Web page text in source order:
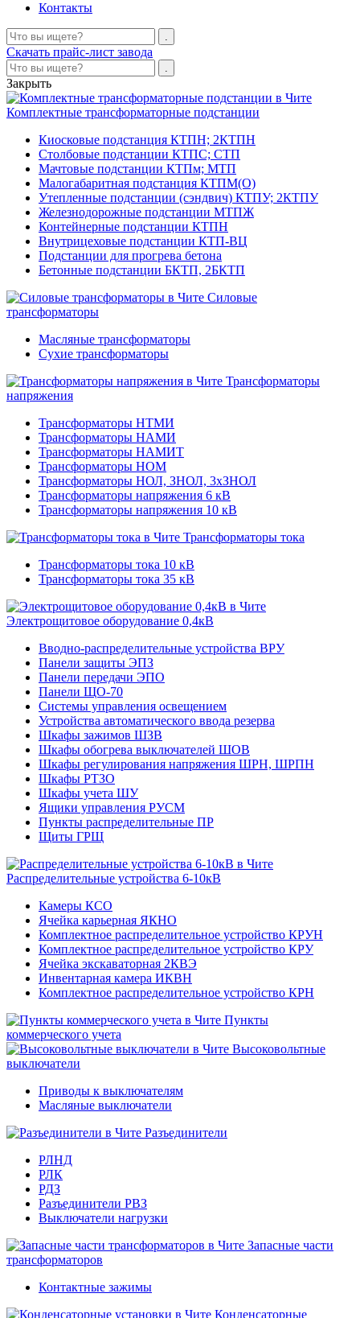
Контакты
Скачать прайс-лист завода
Закрыть
Комплектные трансформаторные подстанции
Киосковые подстанция КТПН; 2КТПН
Столбовые подстанции КТПС; СТП
Мачтовые подстанции КТПм; МТП
Малогабаритная подстанция КТПМ(О)
Утепленные подстанции (сэндвич) КТПУ; 2КТПУ
Железнодорожные подстанции МТПЖ
Контейнерные подстанции КТПН
Внутрицеховые подстанции КТП-ВЦ
Подстанции для прогрева бетона
Бетонные подстанции БКТП, 2БКТП
Силовые
трансформаторы
Масляные трансформаторы
Сухие трансформаторы
Трансформаторы
напряжения
Трансформаторы НТМИ
Трансформаторы НАМИ
Трансформаторы НАМИТ
Трансформаторы НОМ
Трансформаторы НОЛ, ЗНОЛ, 3хЗНОЛ
Трансформаторы напряжения 6 кВ
Трансформаторы напряжения 10 кВ
Трансформаторы тока
Трансформаторы тока 10 кВ
Трансформаторы тока 35 кВ
Электрощитовое оборудование 0,4кВ
Вводно-распределительные устройства ВРУ
Панели защиты ЭПЗ
Панели передачи ЭПО
Панели ЩО-70
Системы управления освещением
Устройства автоматического ввода резерва
Шкафы зажимов ШЗВ
Шкафы обогрева выключателей ШОВ
Шкафы регулирования напряжения ШРН, ШРПН
Шкафы РТЗО
Шкафы учета ШУ
Ящики управления РУСМ
Пункты распределительные ПР
Щиты ГРЩ
Распределительные устройства 6-10кВ
Камеры КСО
Ячейка карьерная ЯКНО
Комплектное распределительное устройство КРУН
Комплектное распределительное устройство КРУ
Ячейка экскаваторная 2КВЭ
Инвентарная камера ИКВН
Комплектное распределительное устройство КРН
Пункты
коммерческого учета
Высоковольтные
выключатели
Приводы к выключателям
Масляные выключатели
Разъединители
РЛНД
РЛК
РДЗ
Разъединители РВЗ
Выключатели нагрузки
Запасные части
трансформаторов
Контактные зажимы
Конденсаторные